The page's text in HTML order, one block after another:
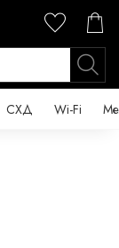
СХД Wi-Fi